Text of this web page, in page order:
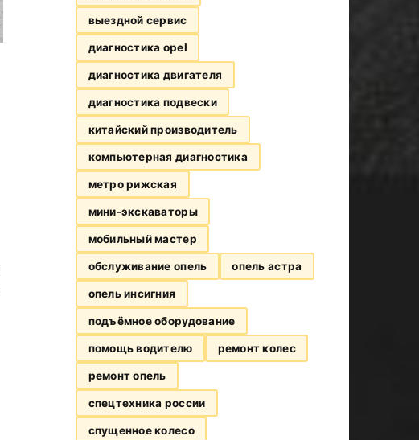
выездной сервис
диагностика opel
диагностика двигателя
диагностика подвески
китайский производитель
компьютерная диагностика
метро рижская
мини-экскаваторы
мобильный мастер
обслуживание опель опель астра
опель инсигния
подъёмное оборудование
помощь водителю ремонт колес
ремонт опель
спецтехника россии
спущенное колесо